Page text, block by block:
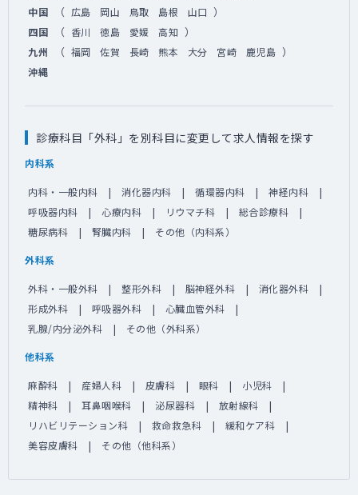
中国 （ 広島 岡山 鳥取 島根 山口 ）
四国 （ 香川 徳島 愛媛 高知 ）
九州 （ 福岡 佐賀 長崎 熊本 大分 宮崎 鹿児島 ）
沖縄
診療科目「外科」を別科目に変更して求人情報を探す
内科系
内科・一般内科 消化器内科 循環器内科
神経内科
呼吸器内科
心療内科 リウマチ科
総合診療科
糖尿病科
腎臓内科 その他（内科系）
外科系
外科・一般外科 整形外科 脳神経外科
消化器外科
形成外科
呼吸器外科
心臓血管外科
乳腺/内分泌外科
その他（外科系）
他科系
麻酔科 産婦人科 皮膚科 眼科
小児科
精神科
耳鼻咽喉科 泌尿器科
放射線科
リハビリテーション科
救命救急科
緩和ケア科
美容皮膚科
その他（他科系）